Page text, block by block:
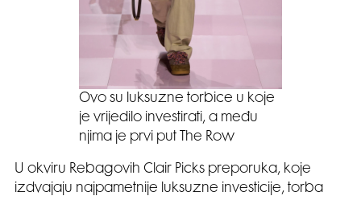
Ovo su luksuzne torbice u koje
je vrijedilo investirati, a među
njima je prvi put The Row
U okviru Rebagovih Clair Picks preporuka, koje
izdvajaju najpametnije luksuzne investicije, torba